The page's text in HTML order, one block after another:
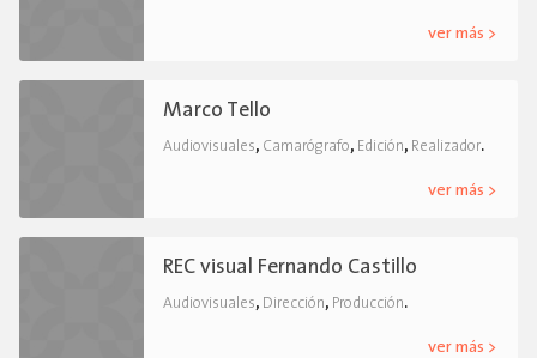
ver más >
Marco Tello
Audiovisuales, Camarógrafo, Edición, Realizador.
ver más >
REC visual Fernando Castillo
Audiovisuales, Dirección, Producción.
ver más >